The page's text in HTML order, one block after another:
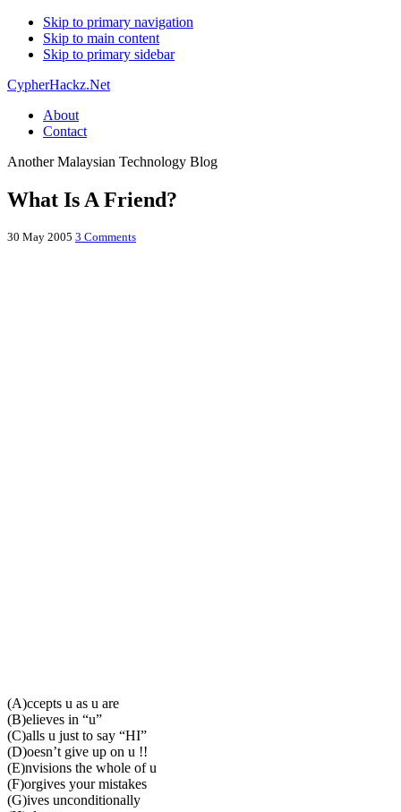
Skip to primary navigation
Skip to main content
Skip to primary sidebar
CypherHackz.Net
About
Contact
Another Malaysian Technology Blog
What Is A Friend?
30 May 2005 3 Comments
(A)ccepts u as u are
(B)elieves in “u”
(C)alls u just to say “HI”
(D)oesn’t give up on u !!
(E)nvisions the whole of u
(F)orgives your mistakes
(G)ives unconditionally